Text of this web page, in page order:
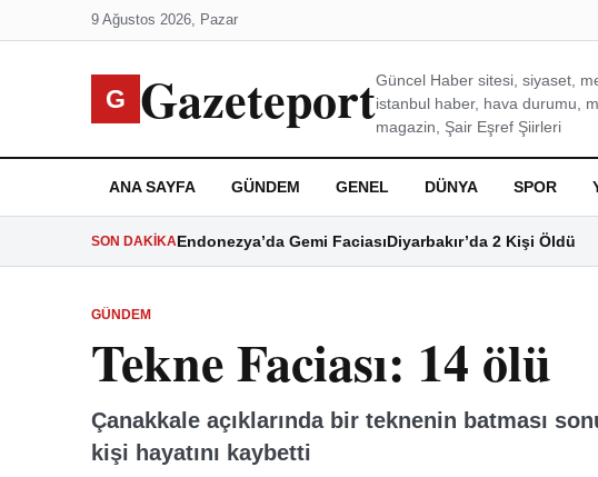
9 Ağustos 2026, Pazar
G GazeteportGüncel Haber sitesi, siyaset,
istanbul haber, hava durumu,
magazin, Şair Eşref Şiirleri
ANA SAYFA GÜNDEM GENEL DÜNYA SPOR
SON DAKIKAEndonezya’da Gemi FaciasıDiyarbakır’da 2 Kişi Öldü
GÜNDEM
Tekne Faciası: 14 ölü
Çanakkale açıklarında bir teknenin batması
kişi hayatını kaybetti